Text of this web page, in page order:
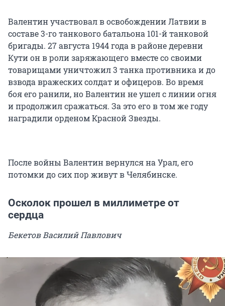
Валентин участвовал в освобождении Латвии в
составе 3-го танкового батальона 101-й танковой
бригады. 27 августа 1944 года в районе деревни
Кути он в роли заряжающего вместе со своими
товарищами уничтожил 3 танка противника и до
взвода вражеских солдат и офицеров. Во время
боя его ранили, но Валентин не ушел с линии огня
и продолжил сражаться. За это его в том же году
наградили орденом Красной Звезды.
После войны Валентин вернулся на Урал, его
потомки до сих пор живут в Челябинске.
Осколок прошел в миллиметре от
сердца
Бекетов Василий Павлович